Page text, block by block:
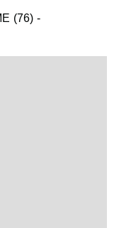
(76) -